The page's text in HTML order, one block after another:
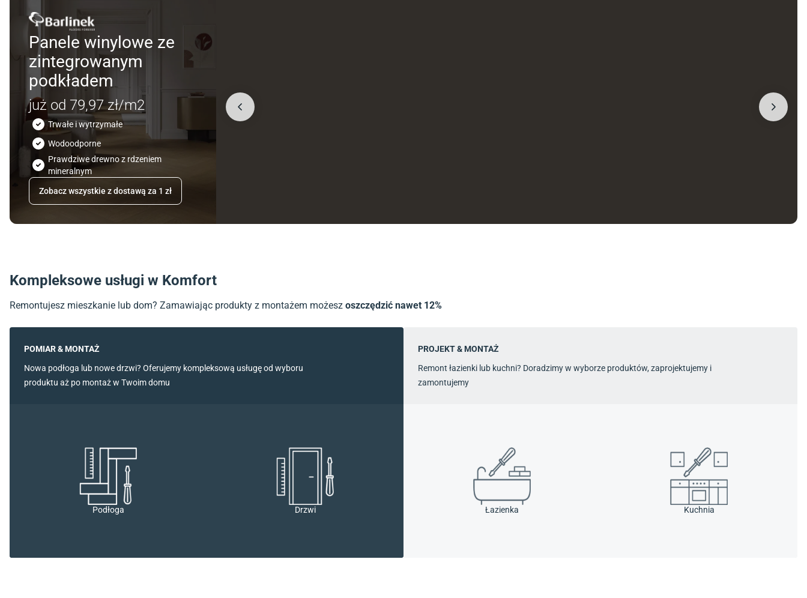
Panele winylowe ze
zintegrowanym
podkładem
już od 79,97 zł/m2
Trwałe i wytrzymałe
Wodoodporne
Prawdziwe drewno z rdzeniem
mineralnym
Zobacz wszystkie z dostawą za 1 zł
Kompleksowe usługi w Komfort
Remontujesz mieszkanie lub dom? Zamawiając produkty z montażem możesz oszczędzić nawet 12%
POMIAR & MONTAŻ
Nowa podłoga lub nowe drzwi? Oferujemy kompleksową usługę od wyboru
produktu aż po montaż w Twoim domu
Podłoga Drzwi
PROJEKT & MONTAŻ
Remont łazienki lub kuchni? Doradzimy w wyborze produktów, zaprojektujemy i
zamontujemy
Łazienka Kuchnia